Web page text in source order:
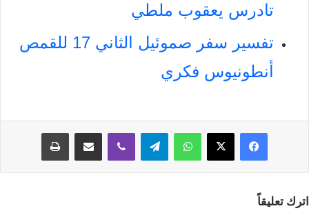
تادرس يعقوب ملطي
تفسير سفر صموئيل الثاني 17 للقمص
أنطونيوس فكري
فيسبوك ‫X واتساب تيلقرام ڤايبر
اترك تعليقاً